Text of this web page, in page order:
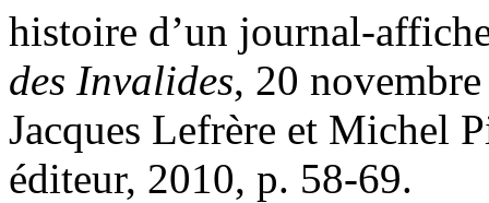
histoire d’un journal-
des Invalides, 20
Jacques Lefrère et Michel
éditeur, 2010, p. 58-69.